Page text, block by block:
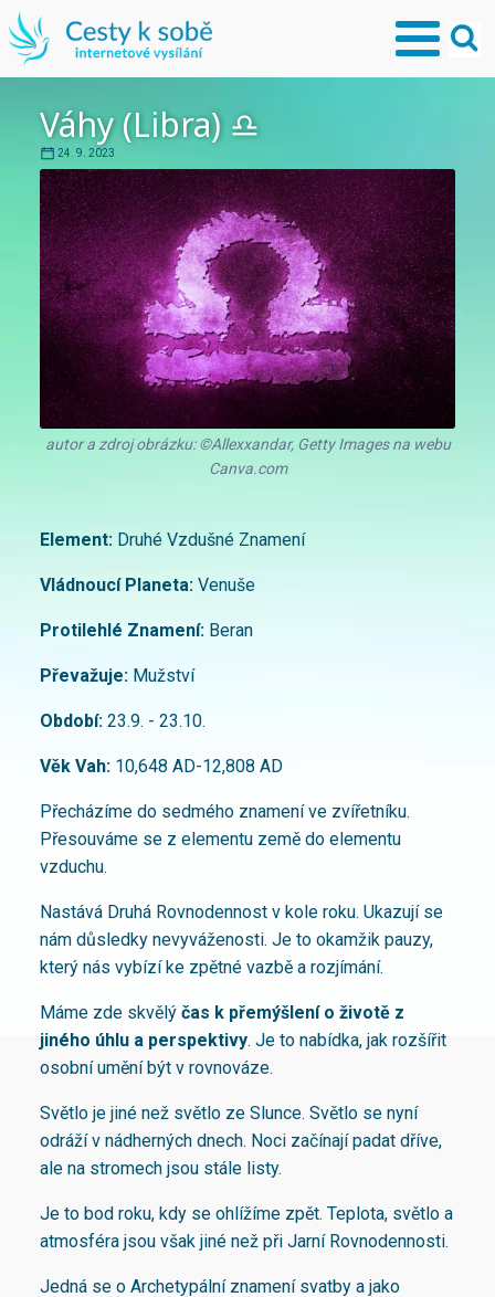
Váhy (Libra) ♎︎
24. 9. 2023
autor a zdroj obrázku: ©Allexxandar, Getty Images na webu
Canva.com
Element: Druhé Vzdušné Znamení
Vládnoucí Planeta: Venuše
Protilehlé Znamení: Beran
Převažuje: Mužství
Období: 23.9. - 23.10.
Věk Vah: 10,648 AD-12,808 AD
Přecházíme do sedmého znamení ve zvířetníku.
Přesouváme se z elementu země do elementu
vzduchu.
Nastává Druhá Rovnodennost v kole roku. Ukazují se
nám důsledky nevyváženosti. Je to okamžik pauzy,
který nás vybízí ke zpětné vazbě a rozjímání.
Máme zde skvělý čas k přemýšlení o životě z
jiného úhlu a perspektivy. Je to nabídka, jak rozšířit
osobní umění být v rovnováze.
Světlo je jiné než světlo ze Slunce. Světlo se nyní
odráží v nádherných dnech. Noci začínají padat dříve,
ale na stromech jsou stále listy.
Je to bod roku, kdy se ohlížíme zpět. Teplota, světlo a
atmosféra jsou však jiné než při Jarní Rovnodennosti.
Jedná se o Archetypální znamení svatby a jako